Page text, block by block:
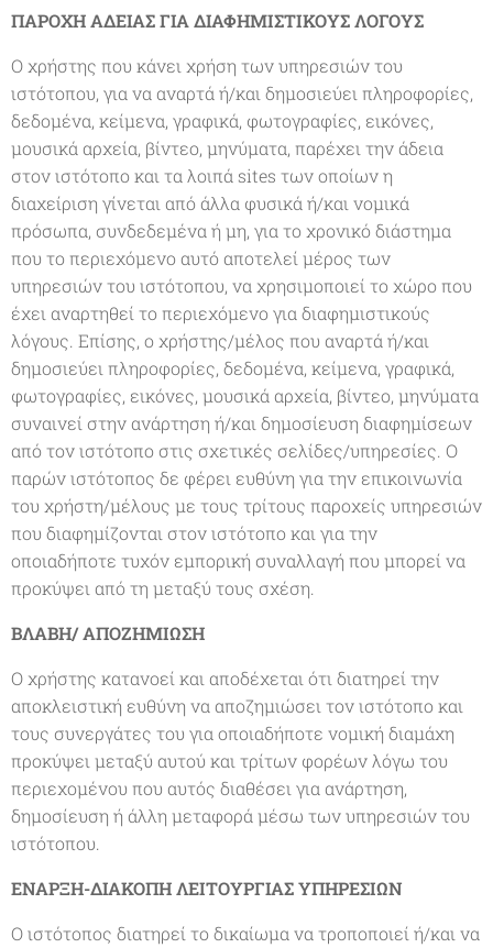
ΠΑΡΟΧΗ ΑΔΕΙΑΣ ΓΙΑ ΔΙΑΦΗΜΙΣΤΙΚΟΥΣ ΛΟΓΟΥΣ
Ο χρήστης που κάνει χρήση των υπηρεσιών του
ιστότοπου, για να αναρτά ή/και δημοσιεύει πληροφορίες,
δεδομένα, κείμενα, γραφικά, φωτογραφίες, εικόνες,
μουσικά αρχεία, βίντεο, μηνύματα, παρέχει την άδεια
στον ιστότοπο και τα λοιπά sites των οποίων η
διαχείριση γίνεται από άλλα φυσικά ή/και νομικά
πρόσωπα, συνδεδεμένα ή μη, για το χρονικό διάστημα
που το περιεχόμενο αυτό αποτελεί μέρος των
υπηρεσιών του ιστότοπου, να χρησιμοποιεί το χώρο που
έχει αναρτηθεί το περιεχόμενο για διαφημιστικούς
λόγους. Επίσης, ο χρήστης/μέλος που αναρτά ή/και
δημοσιεύει πληροφορίες, δεδομένα, κείμενα, γραφικά,
φωτογραφίες, εικόνες, μουσικά αρχεία, βίντεο, μηνύματα
συναινεί στην ανάρτηση ή/και δημοσίευση διαφημίσεων
από τον ιστότοπο στις σχετικές σελίδες/υπηρεσίες. Ο
παρών ιστότοπος δε φέρει ευθύνη για την επικοινωνία
του χρήστη/μέλους με τους τρίτους παροχείς υπηρεσιών
που διαφημίζονται στον ιστότοπο και για την
οποιαδήποτε τυχόν εμπορική συναλλαγή που μπορεί να
προκύψει από τη μεταξύ τους σχέση.
ΒΛΑΒΗ/ ΑΠΟΖΗΜΙΩΣΗ
Ο χρήστης κατανοεί και αποδέχεται ότι διατηρεί την
αποκλειστική ευθύνη να αποζημιώσει τον ιστότοπο και
τους συνεργάτες του για οποιαδήποτε νομική διαμάχη
προκύψει μεταξύ αυτού και τρίτων φορέων λόγω του
περιεχομένου που αυτός διαθέσει για ανάρτηση,
δημοσίευση ή άλλη μεταφορά μέσω των υπηρεσιών του
ιστότοπου.
ΕΝΑΡΞΗ-ΔΙΑΚΟΠΗ ΛΕΙTΟΥΡΓΙΑΣ ΥΠΗΡΕΣΙΩΝ
Ο ιστότοπος διατηρεί το δικαίωμα να τροποποιεί ή/και να